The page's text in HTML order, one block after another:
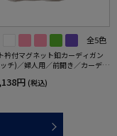
全5色
衿付マグネット釦カーディガン
チ)／婦人用／前開き／カーディ
円 (税込)